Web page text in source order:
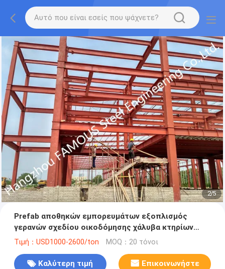
2/5
Prefab αποθηκών εμπορευμάτων εξοπλισμός
γερανών σχεδίου οικοδόμησης χάλυβα κτηρίων
αμερικανικός εμπορικός
Τιμή：USD1000-2600/ton MOQ：20 τόνοι
Καλύτερη τιμή Επικοινωνήστε